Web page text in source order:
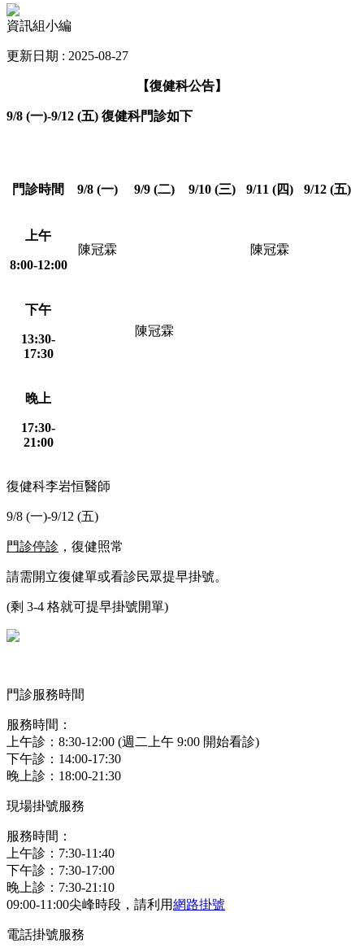
資訊組小編
更新日期 : 2025-08-27
【復健科公告】
9/8 (一)-9/12 (五) 復健科門診如下
門診時間 9/8 (一) 9/9 (二) 9/10 (三) 9/11 (四) 9/12 (五)
上午
8:00-12:00
陳冠霖 陳冠霖
下午
13:30-
17:30
陳冠霖
晚上
17:30-
21:00
復健科李岩恒醫師
9/8 (一)-9/12 (五)
門診停診 ，復健照常
請需開立復健單或看診民眾提早掛號。
(剩 3-4 格就可提早掛號開單)
門診服務時間
服務時間：
上午診：8:30-12:00 (週二上午 9:00 開始看診)
下午診：14:00-17:30
晚上診：18:00-21:30
現場掛號服務
服務時間：
上午診：7:30-11:40
下午診：7:30-17:00
晚上診：7:30-21:10
09:00-11:00尖峰時段，請利用網路掛號
電話掛號服務